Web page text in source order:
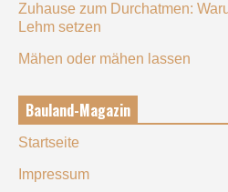
Zuhause zum Durchatmen:
Lehm setzen
Mähen oder mähen lassen
Bauland-Magazin
Startseite
Impressum